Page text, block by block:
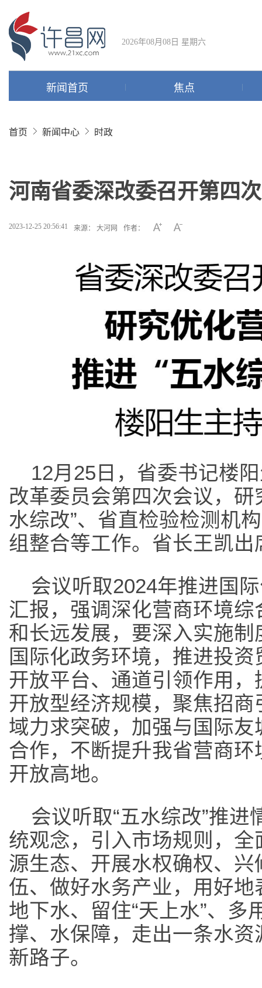
2026年08月08日 星期六
新闻首页 焦点
首页 新闻中心 时政
河南省委深改委召开第四
2023-12-25 20:56:41 来源： 大河网 作者：
12月25日，省委书记楼
改革委员会第四次会议，
水综改”、省直检验检测机
组整合等工作。省长王凯出
会议听取2024年推进国
汇报，强调深化营商环境
和长远发展，要深入实施
国际化政务环境，推进投
开放平台、通道引领作用
开放型经济规模，聚焦招
域力求突破，加强与国际
合作，不断提升我省营商
开放高地。
会议听取“五水综改”推
统观念，引入市场规则，全
源生态、开展水权确权、
伍、做好水务产业，用好
地下水、留住“天上水”、
撑、水保障，走出一条水
新路子。